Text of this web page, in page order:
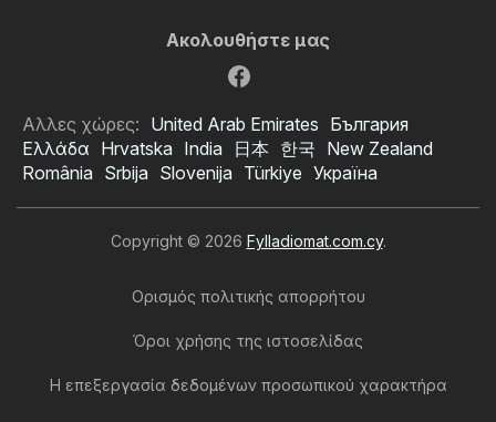
Ακολουθήστε μας
Αλλες χώρες: United Arab Emirates България
Ελλάδα Hrvatska India 日本 한국 New Zealand
România Srbija Slovenija Türkiye Україна
Copyright © 2026 Fylladiomat.com.cy.
Ορισμός πολιτικής απορρήτου
Όροι χρήσης της ιστοσελίδας
Η επεξεργασία δεδομένων προσωπικού χαρακτήρα